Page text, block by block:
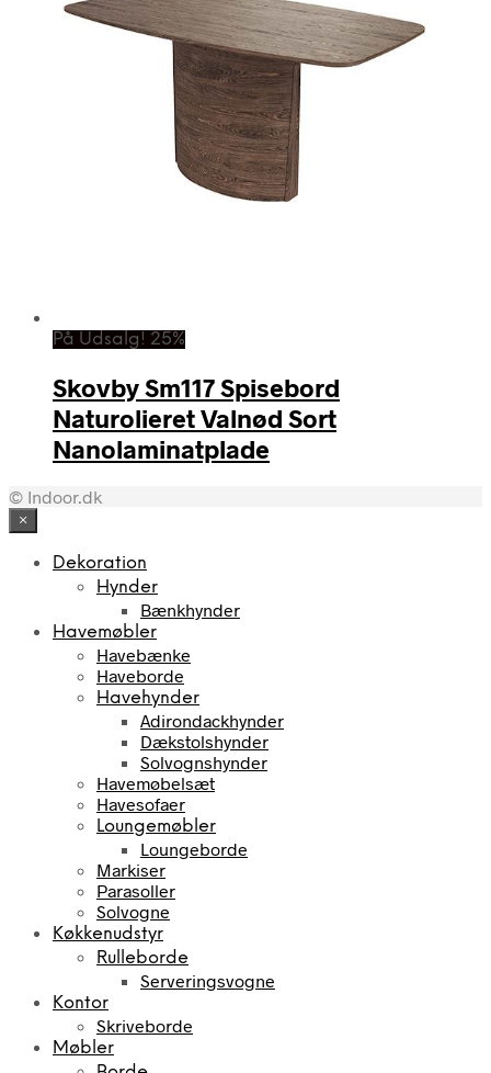
På Udsalg! 25%
Skovby Sm117 Spisebord
Naturolieret Valnød Sort
Nanolaminatplade
© Indoor.dk
×
Dekoration
Hynder
Bænkhynder
Havemøbler
Havebænke
Haveborde
Havehynder
Adirondackhynder
Dækstolshynder
Solvognshynder
Havemøbelsæt
Havesofaer
Loungemøbler
Loungeborde
Markiser
Parasoller
Solvogne
Køkkenudstyr
Rulleborde
Serveringsvogne
Kontor
Skriveborde
Møbler